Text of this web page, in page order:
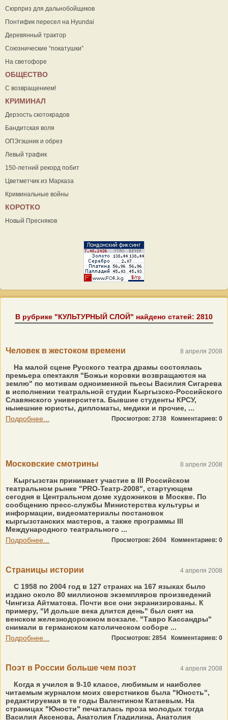
Сюрприз для дальнобойщиков
Понтифик пересел на Hyundai
Деревянный трактор
Союзнические “покатушки”
На светофоре
ОБЩЕСТВО
С возвращением!
КРИМИНАЛ
Дерзость скотокрадов
Бандитская воля
ОПЭгэшник и обрез
Левый трафик
150-летний рекорд побит
Цветметчик из Марказа
Криминальные войны
КОРОТКО
Новый Пресняков
В рубрике "КУЛЬТУРНЫЙ СЛОЙ" найдено статей: 2810
Человек в жестоком времени 8 апреля 2008
На малой сцене Русского театра драмы состоялась
премьера спектакля "Божьи коровки возвращаются на
землю" по мотивам одноименной пьесы Василия Сигарева
в исполнении театральной студии Кыргызско-Российского
Славянского университета. Бывшие студенты КРСУ,
нынешние юристы, дипломаты, медики и прочие, ...
Подробнее...
Просмотров: 2738 Комментариев: 0
Московские смотрины 8 апреля 2008
Кыргызстан принимает участие в III Российском
театральном рынке "PRO-Театр-2008", стартующем
сегодня в Центральном доме художников в Москве. По
сообщению пресс-службы Министерства культуры и
информации, видеоматериалы постановок
кыргызстанских мастеров, а также программы III
Международного театрального ...
Подробнее...
Просмотров: 2604 Комментариев: 0
Страницы истории 4 апреля 2008
С 1958 по 2004 год в 127 странах на 167 языках было
издано около 80 миллионов экземпляров произведений
Чингиза Айтматова. Почти все они экранизированы. К
примеру, "И дольше века длится день" был снят на
венском железнодорожном вокзале. "Тавро Кассандры"
снимали в германском католическом соборе ...
Подробнее...
Просмотров: 2854 Комментариев: 0
Поэт в России больше чем поэт 4 апреля 2008
Когда я учился в 9-10 классе, любимым и наиболее
читаемым журналом моих сверстников была "Юность",
редактируемая в те годы Валентином Катаевым. На
страницах "Юности" печаталась проза молодых тогда
Василия Аксенова, Анатолия Гладилина, Анатолия